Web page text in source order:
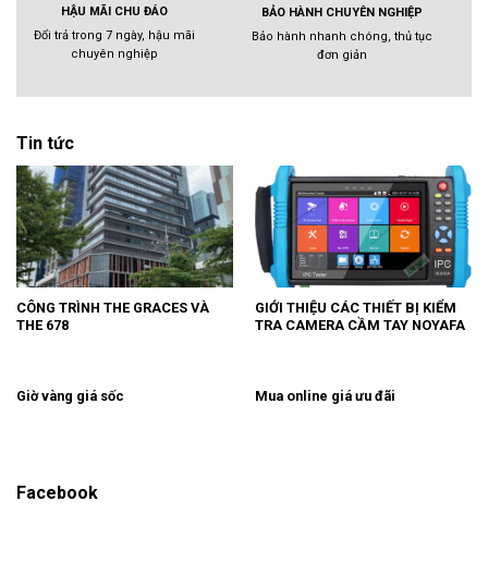
HẬU MÃI CHU ĐÁO
Đổi trả trong 7 ngày, hậu mãi
chuyên nghiệp
BẢO HÀNH CHUYÊN NGHIỆP
Bảo hành nhanh chóng, thủ tục
đơn giản
Tin tức
CÔNG TRÌNH THE GRACES VÀ
THE 678
GIỚI THIỆU CÁC THIẾT BỊ KIỂM
TRA CAMERA CẦM TAY NOYAFA
Giờ vàng giá sốc Mua online giá ưu đãi
Facebook